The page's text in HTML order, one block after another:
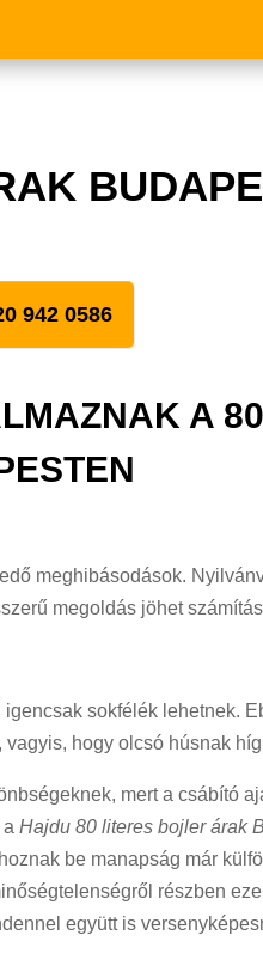
942 0586
A
meghibásodások.
megoldás jöhet
igencsak sokfélék lehetnek.
hogy olcsó húsnak
mert a csábító
aHajdu 80 literes bojler árak
be manapság már
részben
együtt is